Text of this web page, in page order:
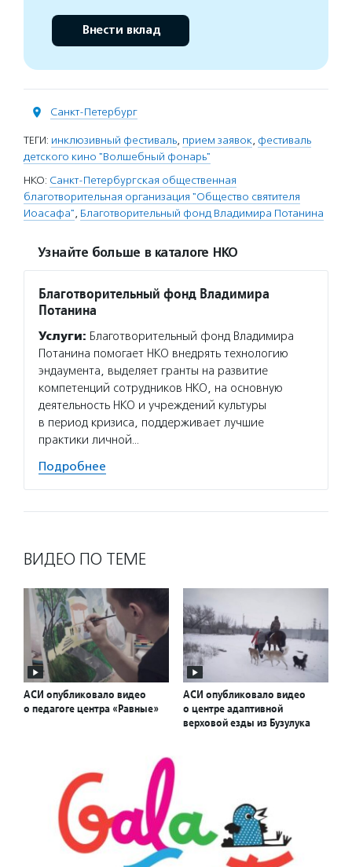
Внести вклад
Санкт-Петербург
ТЕГИ: инклюзивный фестиваль, прием заявок, фестиваль
детского кино "Волшебный фонарь"
НКО: Санкт-Петербургская общественная
благотворительная организация "Общество святителя
Иоасафа", Благотворительный фонд Владимира Потанина
Узнайте больше в каталоге НКО
Благотворительный фонд Владимира
Потанина
Услуги: Благотворительный фонд Владимира
Потанина помогает НКО внедрять технологию
эндаумента, выделяет гранты на развитие
компетенций сотрудников НКО, на основную
деятельность НКО и учреждений культуры
в период кризиса, поддерживает лучшие
практики личной…
Подробнее
ВИДЕО ПО ТЕМЕ
АСИ опубликовало видео
о педагоге центра «Равные»
АСИ опубликовало видео
о центре адаптивной
верховой езды из Бузулука